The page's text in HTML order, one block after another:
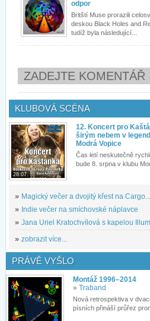
odpor
Britští Muse prorazili
deskou Black Holes and
tudíž byla následující...
ZADEJTE KOMENTÁŘ
KLUBOVÁ SCÉNA
28.07.
12. Koncert pro
širým nebem v
Modrá Vopice
Čas letí neskutečně
bude 8. srpna v klubu
» Magický večer a dvojitý křest na Cargo...
» Indie večer na smíchovské náplavce
» Jana Uriel Kratochvílová s kapelou
» zobrazit více...
PRÁVĚ VYŠLO
Montáž 1996–2014
» Traband
Nová retrospektiva v
písních přináší průřez